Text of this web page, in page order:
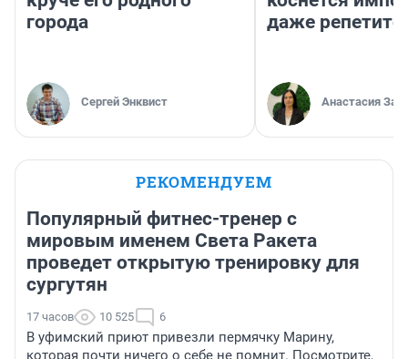
города
Сергей Энквист
даже
Анастасия
РЕКОМЕНДУЕМ
Популярный фитнес-тренер с
мировым именем Света Ракета
проведет открытую тренировку для
сургутян
17 часов 10 525 6
В уфимский приют привезли пермячку Марину,
которая почти ничего о себе не помнит. Посмотрите,